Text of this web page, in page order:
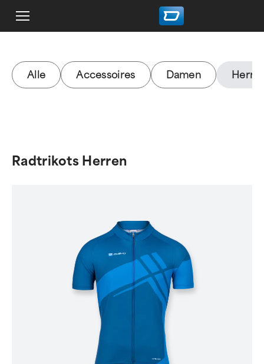
Alle Accessoires Damen
Radtrikots Herren